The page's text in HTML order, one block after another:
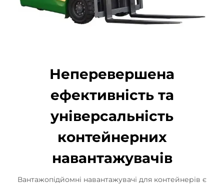
Неперевершена
ефективність та
універсальність
контейнерних
навантажувачів
Вантажопідйомні навантажувачі для контейнерів є